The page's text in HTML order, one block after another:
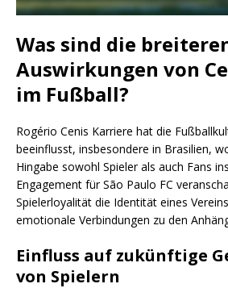
Was sind die
Auswirkungen von
im Fußball?
Rogério Cenis Karriere hat die
beeinflusst, insbesondere in Brasilien,
Hingabe sowohl Spieler als auch Fans
Engagement für São Paulo FC
Spielerloyalität die Identität eines
emotionale Verbindungen zu den
Einfluss auf zukünftige
von Spielern